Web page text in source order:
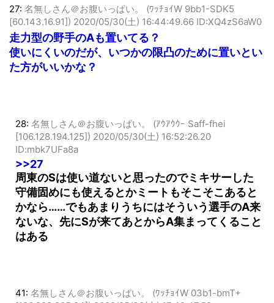
27:名無しさん＠お腹いっぱい。 (ﾜｯﾁｮｲW 9bb1-SDK5
[60.143.16.91]) 2020/05/30(土) 16:44:49.66 ID:XQ4zS6aW0
走力型の野手のAも置いてる？
使いにくいのだが、いつかの限凸のために置いとい
28:名無しさん＠お腹いっぱい。 (ｱｳｱｳｳｰ Saff-fhei
[106.128.194.125])
ID:mbk7UFa8a
>>27
周東のSは使い道ないと思ったのでミキサーした
守備固めにも使えるとかミートもそこそこあると
かなら……でもあまりうちにはそういう選手のA来
ないな、先にSが来てあとからA集まってくること